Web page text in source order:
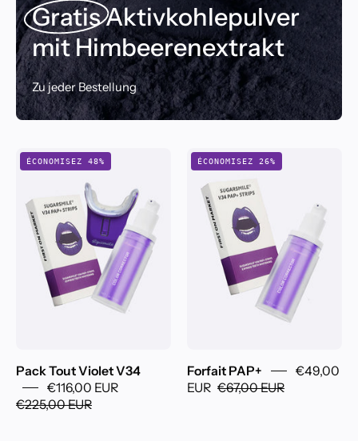
GratisAktivkohlepulver
mit Himbeerenextrakt
Zu jeder Bestellung
Pack
Violet
V34
ÉCONOMISEZ 48%
Pack Tout Violet V34
€116,00 EUR
€225,00 EUR
Forfait
ÉCONOMISEZ 26%
Forfait PAP+
€49,00
EUR €67,00 EUR